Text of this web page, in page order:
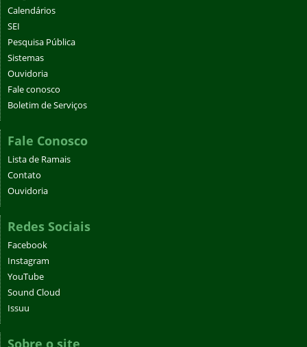
Calendários
SEI
Pesquisa Pública
Sistemas
Ouvidoria
Fale conosco
Boletim de Serviços
Fale Conosco
Lista de Ramais
Contato
Ouvidoria
Redes Sociais
Facebook
Instagram
YouTube
Sound Cloud
Issuu
Sobre o site